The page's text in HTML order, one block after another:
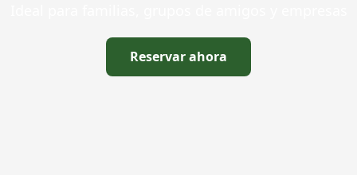
Reservar ahora